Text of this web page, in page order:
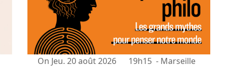
On Jeu. 20 août 2026 19h15 - Marseille